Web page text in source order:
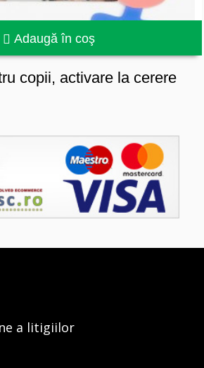
Adaugă în coş
copii, activare la cerere
a litigiilor